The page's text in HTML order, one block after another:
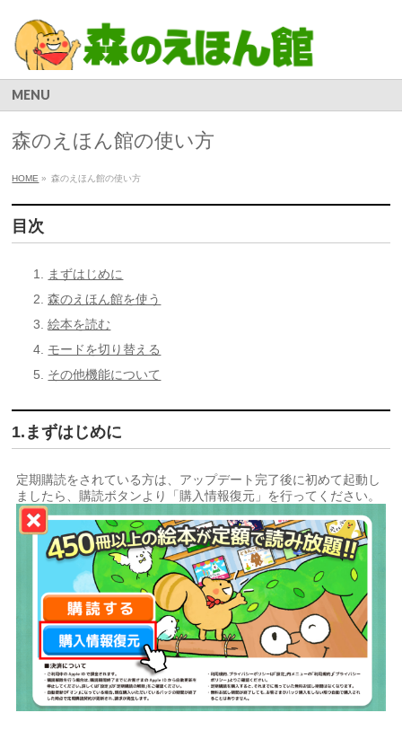
MENU
森のえほん館の使い方
HOME » 森のえほん館の使い方
目次
まずはじめに
森のえほん館を使う
絵本を読む
モードを切り替える
その他機能について
1.まずはじめに
定期購読をされている方は、アップデート完了後に初めて起動し
ましたら、購読ボタンより「購入情報復元」を行ってください。